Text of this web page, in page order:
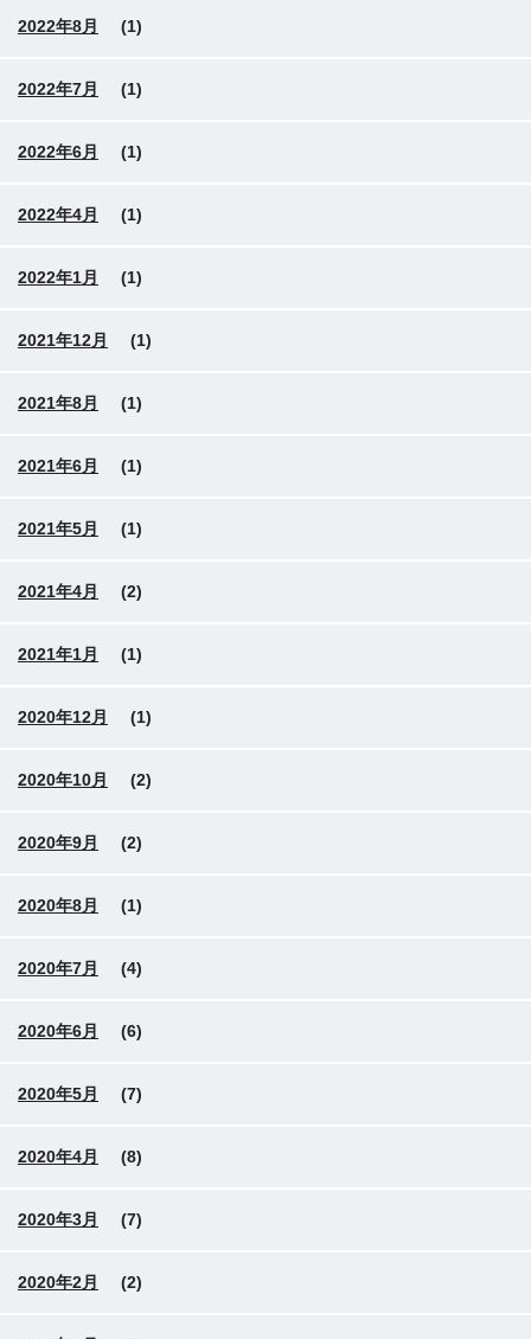
2022年8月 (1)
2022年7月 (1)
2022年6月 (1)
2022年4月 (1)
2022年1月 (1)
2021年12月 (1)
2021年8月 (1)
2021年6月 (1)
2021年5月 (1)
2021年4月 (2)
2021年1月 (1)
2020年12月 (1)
2020年10月 (2)
2020年9月 (2)
2020年8月 (1)
2020年7月 (4)
2020年6月 (6)
2020年5月 (7)
2020年4月 (8)
2020年3月 (7)
2020年2月 (2)